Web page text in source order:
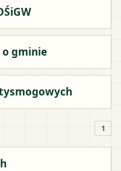
o gminie
1